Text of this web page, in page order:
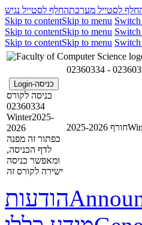
לסטייל מערכתהחלף לסטייל נגיש
Skip to contentSkip to menu
Skip to contentSkip to menu
Skip to contentSkip to menu
כניסה-Login
כניסה לקורס
02360334
Winter2025-
2026
כפתור זה מפנה
לדף הכניסה,
ומאפשר כניסה
ישירה לקורס זה
חורף 2025-2026
הודעות